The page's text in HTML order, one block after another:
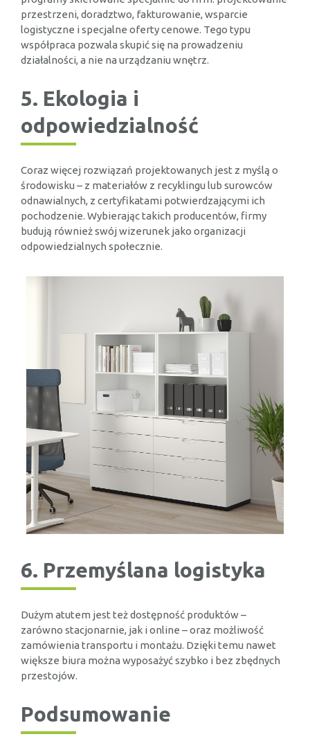
przestrzeni, doradztwo, fakturowanie, wsparcie
logistyczne i specjalne oferty cenowe. Tego typu
współpraca pozwala skupić się na prowadzeniu
działalności, a nie na urządzaniu wnętrz.
5. Ekologia i
odpowiedzialność
Coraz więcej rozwiązań projektowanych jest z myślą o
środowisku – z materiałów z recyklingu lub surowców
odnawialnych, z certyfikatami potwierdzającymi ich
pochodzenie. Wybierając takich producentów, firmy
budują również swój wizerunek jako organizacji
odpowiedzialnych społecznie.
6. Przemyślana logistyka
Dużym atutem jest też dostępność produktów –
zarówno stacjonarnie, jak i online – oraz możliwość
zamówienia transportu i montażu. Dzięki temu nawet
większe biura można wyposażyć szybko i bez zbędnych
przestojów.
Podsumowanie